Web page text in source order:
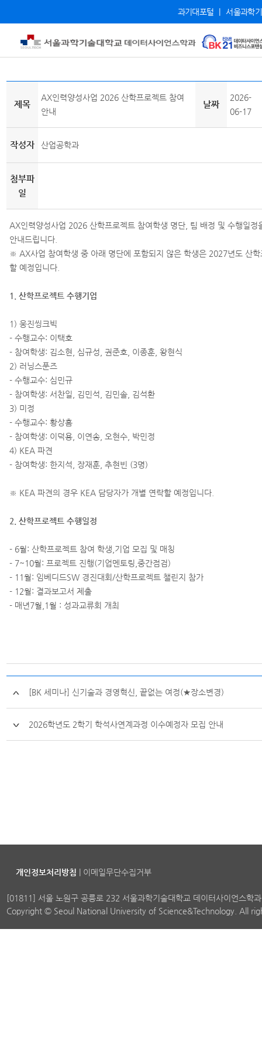
과기대포털 서울과학
제목
AX인력양성사업 2026 산학프로젝트 참여
안내
날짜
2026-
06-17
작성자 산업공학과
첨부파
일
AX인력양성사업 2026 산학프로젝트 참여학생 명단, 팀 배정 및 수행일정
안내드립니다.
※ AX사업 참여학생 중 아래 명단에 포함되지 않은 학생은 2027년도 산학
할 예정입니다.
1. 산학프로젝트 수행기업
1) 웅진씽크빅
- 수행교수: 이택호
- 참여학생: 김소현, 심규성, 권준호, 이종훈, 왕현식
2) 러닝스푼즈
- 수행교수: 심민규
- 참여학생: 서찬일, 김민석, 김민솔, 김석환
3) 미정
- 수행교수: 황상흠
- 참여학생: 이덕용, 이연송, 오현수, 박민정
4) KEA 파견
- 참여학생: 한지석, 장재훈, 추현빈 (3명)
※ KEA 파견의 경우 KEA 담당자가 개별 연락할 예정입니다.
2. 산학프로젝트 수행일정
- 6월: 산학프로젝트 참여 학생,기업 모집 및 매칭
- 7~10월: 프로젝트 진행(기업멘토링,중간점검)
- 11월: 임베디드SW 경진대회/산학프로젝트 챌린지 참가
- 12월: 결과보고서 제출
- 매년7월,1월 : 성과교류회 개최
[BK 세미나] 신기술과 경영혁신, 끝없는 여정(★장소변경)
2026학년도 2학기 학석사연계과정 이수예정자 모집 안내
개인정보처리방침 이메일무단수집거부
[01811] 서울 노원구 공릉로 232 서울과학기술대학교 데이터사이언스학과
Copyright © Seoul National University of Science&Technology. All